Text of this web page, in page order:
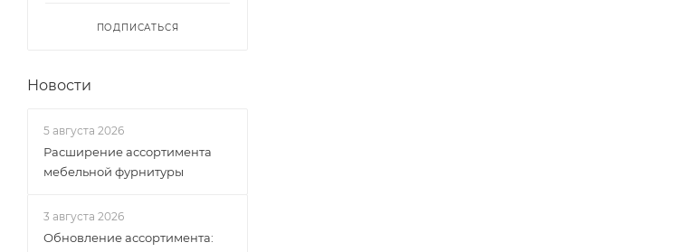
ПОДПИСАТЬСЯ
Новости
5 августа 2026
Расширение ассортимента
мебельной фурнитуры
3 августа 2026
Обновление ассортимента: